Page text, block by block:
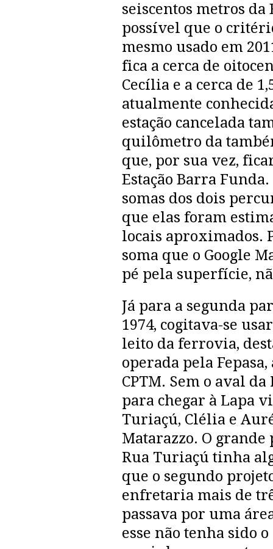
seiscentos metros da
possível que o
mesmo usado em
fica a cerca de
Cecília e a cerca de
atualmente
estação cancelada
quilômetro da
que, por sua vez,
Estação Barra
somas dos dois
que elas foram
locais aproximados.
soma que o Google
pé pela superfície,
Já para a segunda
1974, cogitava-se
leito da ferrovia,
operada pela
CPTM. Sem o aval
para chegar à Lapa
Turiaçú, Clélia e
Matarazzo. O
Rua Turiaçú tinha
que o segundo
enfretaria mais de
passava por uma
esse não tenha sido